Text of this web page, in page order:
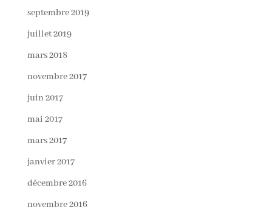
septembre 2019
juillet 2019
mars 2018
novembre 2017
juin 2017
mai 2017
mars 2017
janvier 2017
décembre 2016
novembre 2016